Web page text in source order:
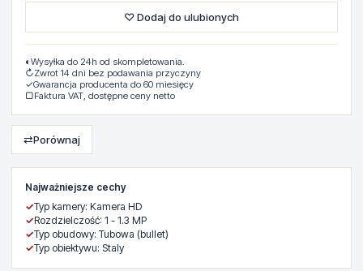
Najważniejsze cechy
✓Typ kamery: Kamera HD
✓Rozdzielczość: 1 - 1.3 MP
✓Typ obudowy: Tubowa (bullet)
✓Typ obiektywu: Staly
♡ Dodaj do ulubionych
◐ Wysyłka do 24h od skompletowania.
↻Zwrot 14 dni bez podawania przyczyny
✓Gwarancja producenta do 60 miesięcy
▢Faktura VAT, dostępne ceny netto
⇄Porównaj